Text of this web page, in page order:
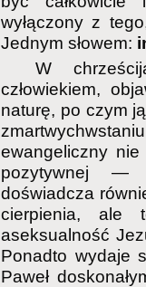
wyłączony z
Jednym słowem:
W
człowiekiem,
naturę, po czym
ewangeliczny
pozytywnej —
doświadcza
cierpienia, ale
aseksualność
Ponadto wydaje
Paweł